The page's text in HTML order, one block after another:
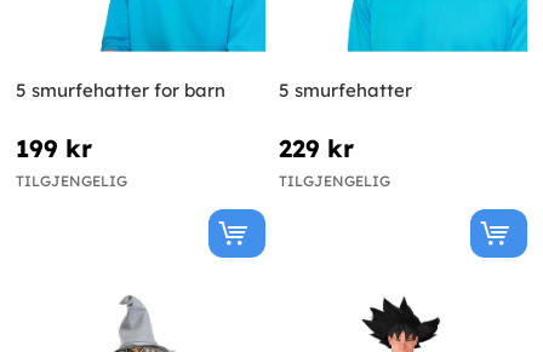
5 smurfehatter for barn
199 kr
TILGJENGELIG
5 smurfehatter
229 kr
TILGJENGELIG